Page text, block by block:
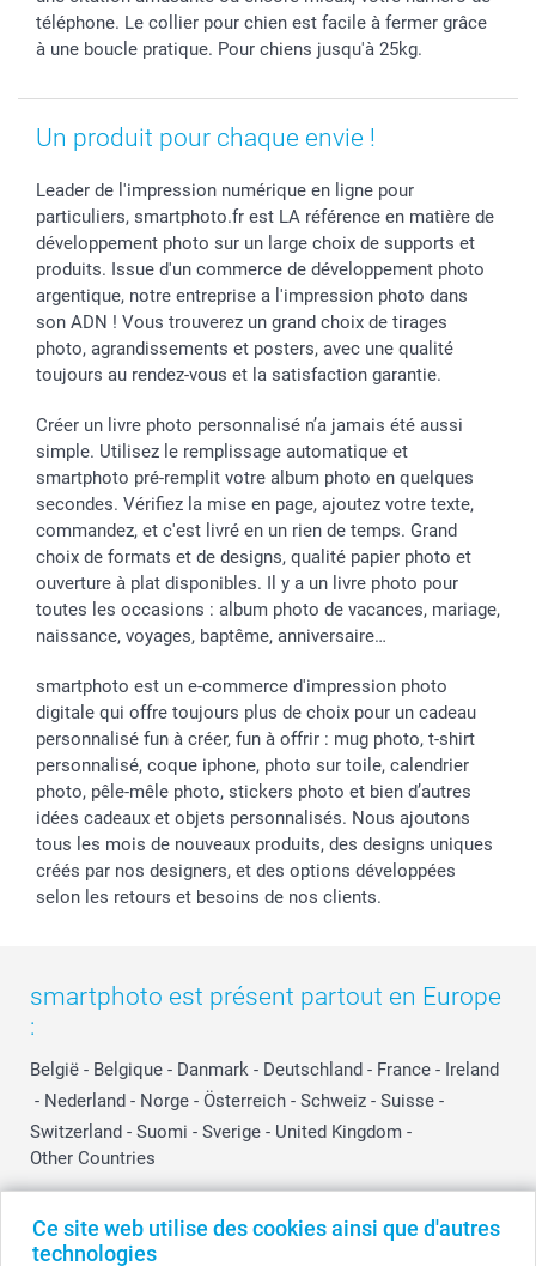
Ce site web utilise des cookies ainsi que d'autres
technologies
Toussaint
Rentrée des classes
Tarifs
Partenariats & Influence
Modes de paiement
Grandes quantités
téléphone. Le collier pour chien est facile à fermer grâce
à une boucle pratique. Pour chiens jusqu'à 25kg.
Un produit pour chaque envie !
Leader de l'impression numérique en ligne pour
particuliers, smartphoto.fr est LA référence en matière de
développement photo sur un large choix de supports et
produits. Issue d'un commerce de développement photo
argentique, notre entreprise a l'impression photo dans
son ADN ! Vous trouverez un grand choix de tirages
photo, agrandissements et posters, avec une qualité
toujours au rendez-vous et la satisfaction garantie.
Créer un livre photo personnalisé n’a jamais été aussi
simple. Utilisez le remplissage automatique et
smartphoto pré-remplit votre album photo en quelques
secondes. Vérifiez la mise en page, ajoutez votre texte,
commandez, et c'est livré en un rien de temps. Grand
choix de formats et de designs, qualité papier photo et
ouverture à plat disponibles. Il y a un livre photo pour
toutes les occasions : album photo de vacances, mariage,
naissance, voyages, baptême, anniversaire…
smartphoto est un e-commerce d'impression photo
digitale qui offre toujours plus de choix pour un cadeau
personnalisé fun à créer, fun à offrir : mug photo, t-shirt
personnalisé, coque iphone, photo sur toile, calendrier
photo, pêle-mêle photo, stickers photo et bien d’autres
idées cadeaux et objets personnalisés. Nous ajoutons
tous les mois de nouveaux produits, des designs uniques
créés par nos designers, et des options développées
selon les retours et besoins de nos clients.
smartphoto est présent partout en Europe
:
België - Belgique - Danmark - Deutschland - France - Ireland
- Nederland - Norge - Österreich - Schweiz - Suisse -
Switzerland - Suomi - Sverige - United Kingdom -
Other Countries
Tous les prix sont en EURO (€), TVA incluse et hors frais de port.